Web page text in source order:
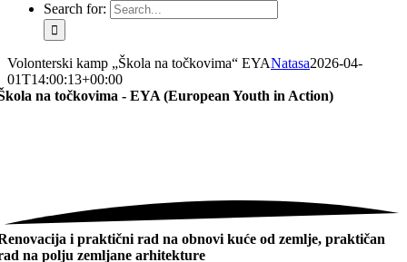
Search for:
Volonterski kamp „Škola na točkovima“ EYANatasa2026-04-
01T14:00:13+00:00
na točkovima - EYA (European Youth in Action)
i praktični rad na obnovi kuće od zemlje, praktičan
na polju zemljane arhitekture